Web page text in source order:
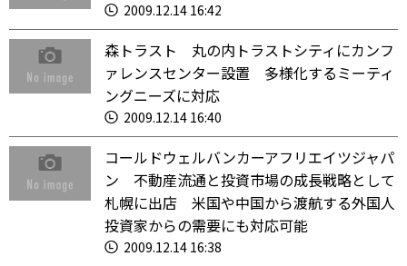
2009.12.14 16:42
森トラスト 丸の内トラストシティにカンフ
ァレンスセンター設置 多様化するミーティ
ングニーズに対応
2009.12.14 16:40
コールドウェルバンカーアフリエイツジャパ
ン 不動産流通と投資市場の成長戦略として
札幌に出店 米国や中国から渡航する外国人
投資家からの需要にも対応可能
2009.12.14 16:38